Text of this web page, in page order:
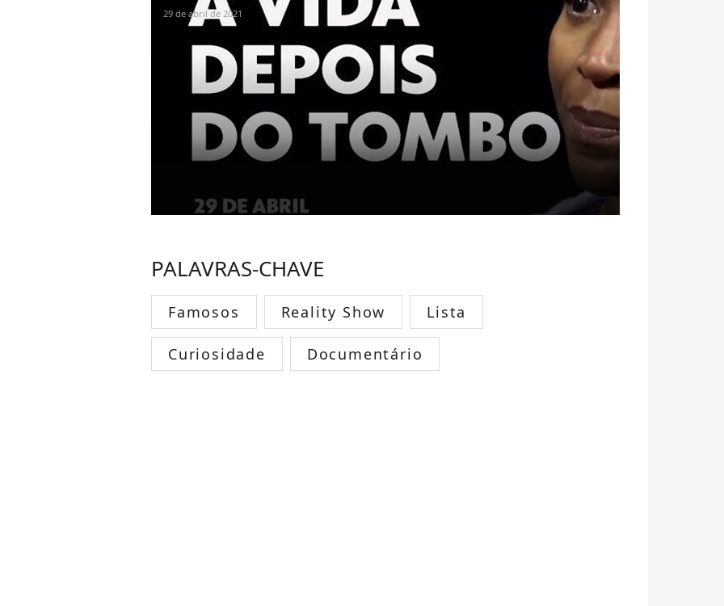
29 de abril de 2021
PALAVRAS-CHAVE
Famosos Reality Show Lista
Curiosidade Documentário